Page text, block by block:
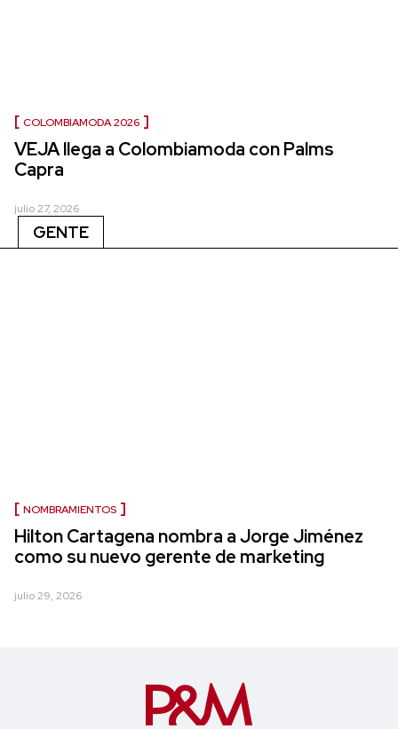
COLOMBIAMODA 2026
VEJA llega a Colombiamoda con Palms
Capra
julio 27, 2026
GENTE
NOMBRAMIENTOS
Hilton Cartagena nombra a Jorge Jiménez
como su nuevo gerente de marketing
julio 29, 2026